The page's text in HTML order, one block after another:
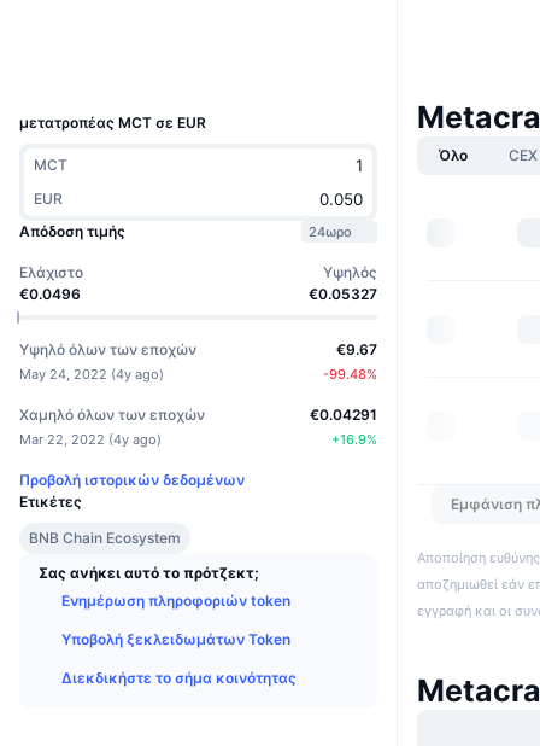
μετατροπέας MCT σε EUR
MCT
EUR
Απόδοση τιμής
24ωρο
Ελάχιστο
€0.0496
Υψηλός
€0.05327
Υψηλό όλων των εποχών
May 24, 2022 (4y ago)
€9.67
-99.48%
Χαμηλό όλων των εποχών
Mar 22, 2022 (4y ago)
€0.04291
+16.9%
Προβολή ιστορικών δεδομένων
Ετικέτες
BNB Chain Ecosystem
Σας ανήκει αυτό το πρότζεκτ;
Ενημέρωση πληροφοριών token
Υποβολή ξεκλειδωμάτων Token
Διεκδικήστε το σήμα κοινότητας
Όλο CEX
Εμφάνιση
Αποποίηση
αποζημιωθεί εάν
εγγραφή και οι